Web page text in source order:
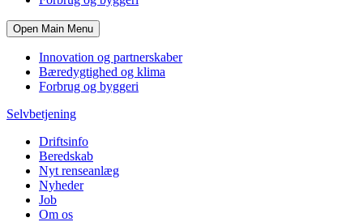
Open Main Menu
Innovation og partnerskaber
Bæredygtighed og klima
Forbrug og byggeri
Selvbetjening
Driftsinfo
Beredskab
Nyt renseanlæg
Nyheder
Job
Om os